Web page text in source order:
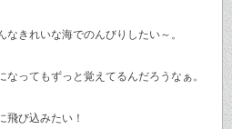
きれいな海でのんびりしたい～。
ってもずっと覚えてるんだろうなぁ。
び込みたい！